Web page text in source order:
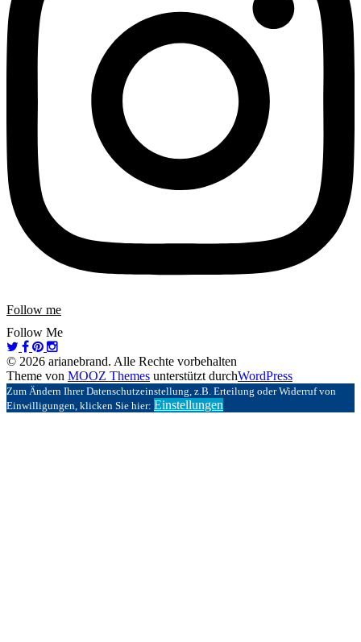
Follow me
Follow Me
© 2026 arianebrand. Alle Rechte vorbehalten
Theme von MOOZ Themes unterstützt durchWordPress
Zum Ändern Ihrer Datenschutzeinstellung, z.B. Erteilung oder Widerruf von
Einwilligungen, klicken Sie hier: Einstellungen